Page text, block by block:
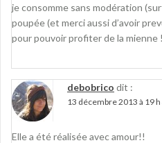
je consomme sans modération
poupée (et merci aussi d’avoir
pour pouvoir profiter de la mienne
debobrico dit :
13 décembre 2013 à 19
Elle a été réalisée avec amour!!